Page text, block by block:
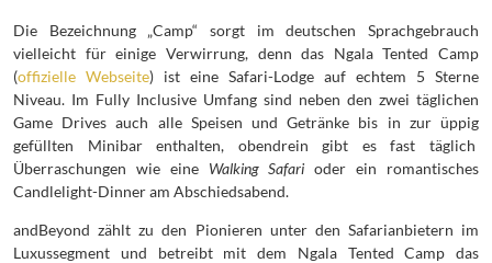
Die Bezeichnung „Camp“ sorgt im deutschen Sprachgebrauch
vielleicht für einige Verwirrung, denn das Ngala Tented Camp
(offizielle Webseite) ist eine Safari-Lodge auf echtem 5 Sterne
Niveau. Im Fully Inclusive Umfang sind neben den zwei täglichen
Game Drives auch alle Speisen und Getränke bis in zur üppig
gefüllten Minibar enthalten, obendrein gibt es fast täglich
Überraschungen wie eine Walking Safarioder ein romantisches
Candlelight-Dinner am Abschiedsabend.
andBeyond zählt zu den Pionieren unter den Safarianbietern im
Luxussegment und betreibt mit dem Ngala Tented Camp das